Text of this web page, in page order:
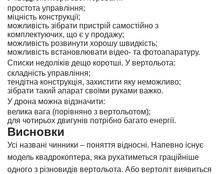
простота управління;
міцність конструкції;
можливість зібрати пристрій самостійно з
комплектуючих, що є у продажу;
можливість розвинути хорошу швидкість;
можливість встановлювати відео- та фотоапаратуру.
Списки недоліків дещо коротші. У вертольота:
складність управління;
тендітна конструкція, захистити яку неможливо;
зібрати такий апарат своїми руками важко.
У дрона можна відзначити:
велика вага (порівняно з вертольотом);
для чотирьох двигунів потрібно багато енергії.
Висновки
Усі названі чинники – поняття відносні. Напевно існує
модель квадрокоптера, яка рухатиметься граційніше
одного з різновидів вертольота. Або вертоліт виявиться